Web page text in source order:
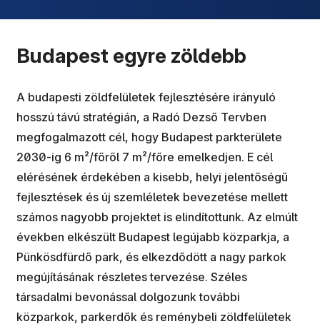
Budapest egyre zöldebb
A budapesti zöldfelületek fejlesztésére irányuló
hosszú távú stratégián, a R​adó Dezső Tervben
megfogalmazott cél, hogy Budapest parkterülete
2030-ig 6 m²/főről 7 m²/főre emelkedjen. E cél
elérésének érdekében a kisebb, helyi jelentőségű
fejlesztések és új szemléletek bevezetése mellett
számos nagyobb projektet is elindítottunk. Az elmúlt
években elkészült Budapest legújabb közparkja, a
Pünkösdfürdő park, és elkezdődött a nagy parkok
megújításának részletes tervezése. Széles
társadalmi bevonással dolgozunk további
közparkok, parkerdők és reménybeli zöldfelületek